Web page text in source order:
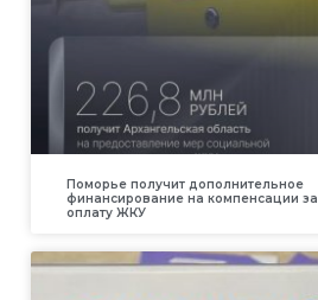
Поморье получит дополнительное
финансирование на компенсации за
оплату ЖКУ